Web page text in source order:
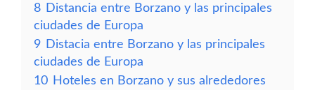
8 Distancia entre Borzano y las principales
ciudades de Europa
9 Distacia entre Borzano y las principales
ciudades de Europa
10 Hoteles en Borzano y sus alrededores